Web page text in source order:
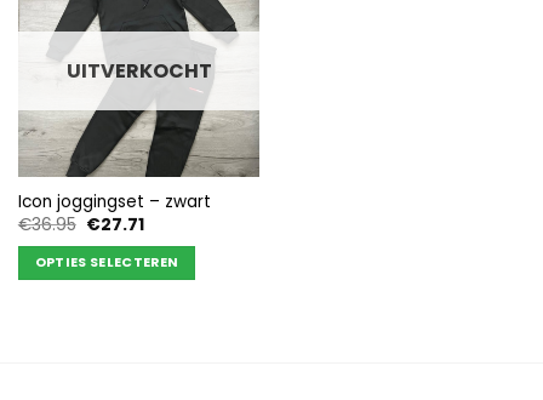
UITVERKOCHT
Icon joggingset – zwart
€36.95 Oorspronkelijke
was:
€36.95.
€27.71Huidige
is:
€27.71.
OPTIES SELECTEREN